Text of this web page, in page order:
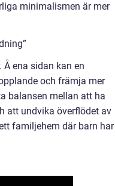
minimalismen är mer
ena sidan kan en
och främja mer
balansen mellan att ha
att undvika överflödet av
familjehem där barn har